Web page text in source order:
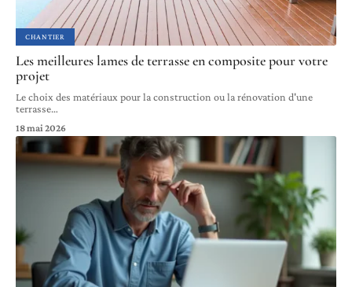
CHANTIER
Les meilleures lames de terrasse en composite pour votre
projet
Le choix des matériaux pour la construction ou la rénovation d'une
terrasse…
18 mai 2026